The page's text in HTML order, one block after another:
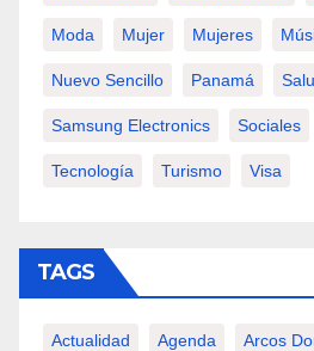
Moda Mujer Mujeres
Nuevo Sencillo Panamá
Samsung Electronics Sociales
Tecnología Turismo Visa
TAGS
Actualidad Agenda Arcos